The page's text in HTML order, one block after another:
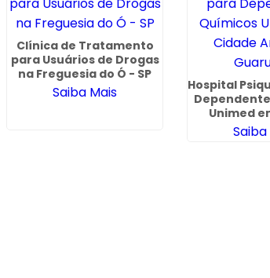
Clínica de Tratamento
para Usuários de Drogas
na Freguesia do Ó - SP
Saiba Mais
Hospital
Unimed
Aracília -